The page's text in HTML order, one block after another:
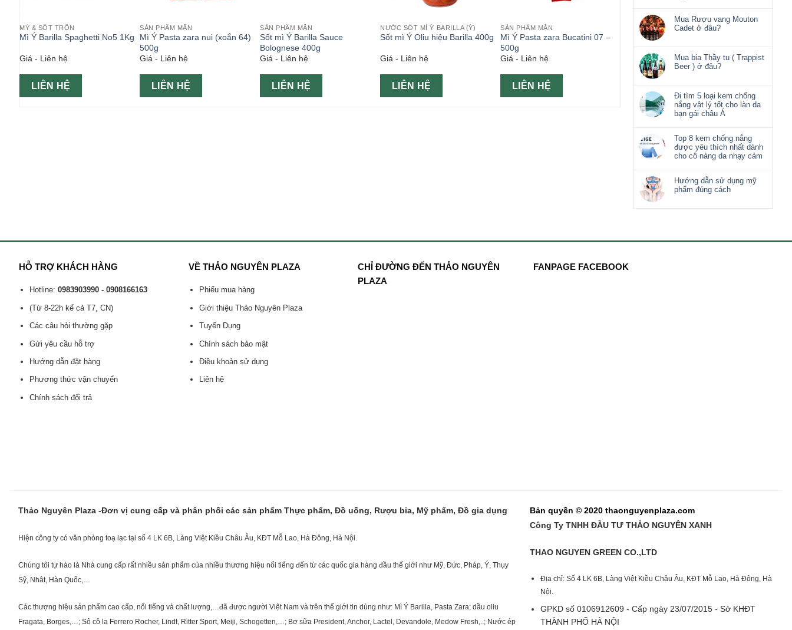
Mua Rượu vang Mouton
Cadet ở đâu?
Mua bia Thầy tu ( Trappist
Beer ) ở đâu?
Đi tìm 5 loại kem chống
nắng vật lý tốt cho làn da
bạn gái châu Á
Top 8 kem chống nắng
được yêu thích nhất dành
cho cô nàng da nhạy cảm
Hướng dẫn sử dụng mỹ
phẩm đúng cách
MỲ & SỐT TRỘN
Mì Ý Barilla Spaghetti No5 1Kg
Giá - Liên hệ
LIÊN HỆ
SẢN PHẨM MẶN
Mì Ý Pasta zara nui (xoắn 64)
500g
Giá - Liên hệ
LIÊN HỆ
SẢN PHẨM MẶN
Sốt mì Ý Barilla Sauce
Bolognese 400g
Giá - Liên hệ
LIÊN HỆ
NƯỚC SỐT MÌ Ý BARILLA (Ý)
Sốt mì Ý Oliu hiệu Barilla 400g
Giá - Liên hệ
LIÊN HỆ
SẢN PHẨM MẶN
Mì Ý Pasta zara Bucatini 07 –
500g
Giá - Liên hệ
LIÊN HỆ
HỖ TRỢ KHÁCH HÀNG
Hotline: 0983903990 - 0908166163
(Từ 8-22h kể cả T7, CN)
Các câu hỏi thường gặp
Gửi yêu cầu hỗ trợ
Hướng dẫn đặt hàng
Phương thức vận chuyển
Chính sách đổi trả
VỀ THẢO NGUYÊN PLAZA
Phiếu mua hàng
Giới thiệu Thảo Nguyên Plaza
Tuyển Dụng
Chính sách bảo mật
Điều khoản sử dụng
Liên hệ
CHỈ ĐƯỜNG ĐẾN THẢO NGUYÊN
PLAZA
FANPAGE FACEBOOK
Thảo Nguyên Plaza -Đơn vị cung cấp và phân phối các sản phẩm Thực phẩm, Đồ uống, Rượu bia, Mỹ phẩm, Đồ gia dụng
Hiện công ty có văn phòng toạ lạc tại số 4 LK 6B, Làng Việt Kiều Châu Âu, KĐT Mỗ Lao, Hà Đông, Hà Nội.
Chúng tôi tự hào là Nhà cung cấp rất nhiều sản phẩm của nhiều thương hiệu nổi tiếng đến từ các quốc gia hàng đầu thế giới như Mỹ, Đức, Pháp, Ý, Thụy
Sỹ, Nhât, Hàn Quốc,…
Các thượng hiệu sản phẩm cao cấp, nổi tiếng và chất lượng,…đã được người Việt Nam và trên thế giới tin dùng như: Mì Ý Barilla, Pasta Zara; dầu oliu
Fragata, Borges,…; Sô cô la Ferrero Rocher, Lindt, Ritter Sport, Meiji, Schogetten,…; Bơ sữa President, Anchor, Lactel, Devandole, Medow Fresh,..; Nước ép
Bản quyền © 2020 thaonguyenplaza.com
Công Ty TNHH ĐẦU TƯ THẢO NGUYÊN XANH
THAO NGUYEN GREEN CO.,LTD
Địa chỉ: Số 4 LK 6B, Làng Việt Kiều Châu Âu, KĐT Mỗ Lao, Hà Đông, Hà
Nội.
GPKD số 0106912609 - Cấp ngày 23/07/2015 - Sở KHĐT
THÀNH PHỐ HÀ NỘI